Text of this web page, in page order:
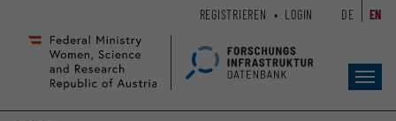
Seiteninhalt
Accesskey
Hauptnavigation
Accesskey
REGISTRIEREN LOGIN DE EN